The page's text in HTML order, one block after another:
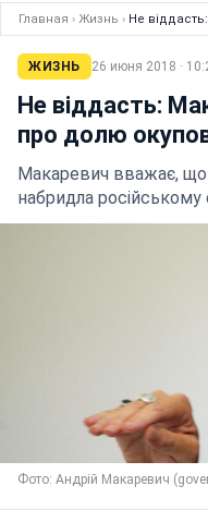
Главная › Жизнь › Не
ЖИЗНЬ 26 июня 2018 ·
Не віддасть:
про долю
Макаревич вважає, що
набридла російському
Фото: Андрій Макаревич